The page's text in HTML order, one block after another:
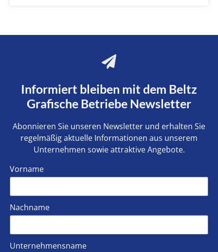
Informiert bleiben mit dem Beltz
Grafische Betriebe Newsletter
Abonnieren Sie unseren Newsletter und erhalten Sie
regelmäßig aktuelle Informationen aus unserem
Unternehmen sowie attraktive Angebote.
Vorname
Nachname
Unternehmensname